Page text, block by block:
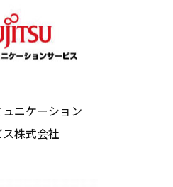
ニケーション
株式会社